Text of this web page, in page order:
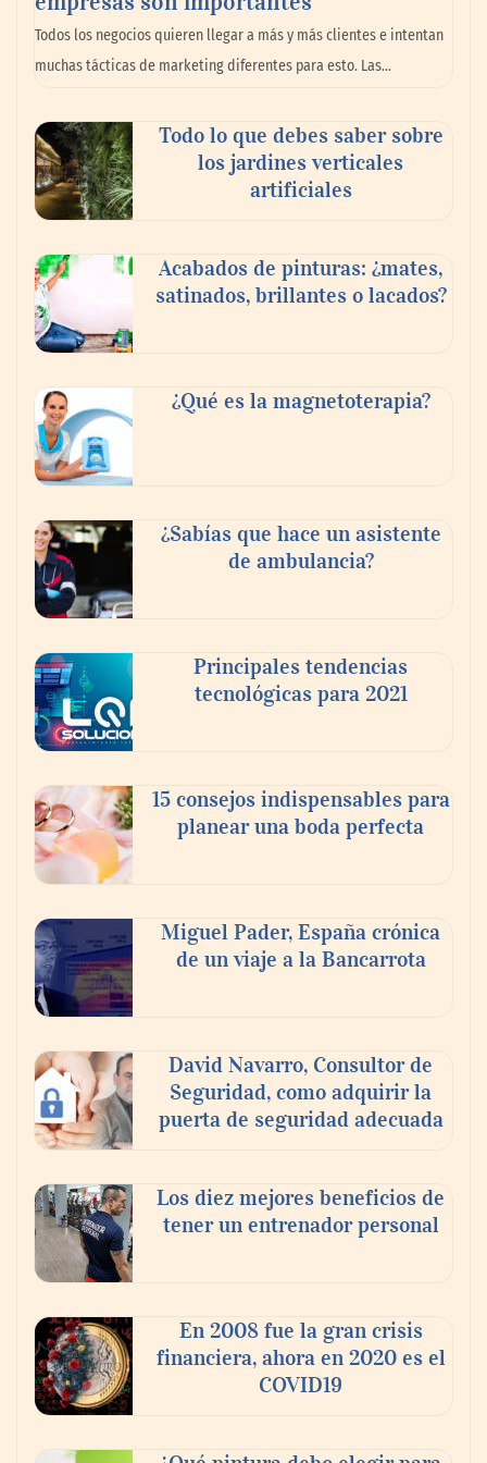
cuesta: Michelin lo demuestra ante notario
Paso a paso: ¿cómo prepararse para la
transición a la jornada de 40 horas? Guía
InfoBlock
Reforestando con el Corazón regresa a
Sierra de Guadalupe
La cartera vencida hipotecaria aumenta al
doble de velocidad que la cartera sana en
Toro Tapas inaugura su Raw Bar: una
experiencia desde mediodía hasta el
anochecer con cocina abierta
Todos los negocios quieren llegar a más y más clientes e intentan
muchas tácticas de marketing diferentes para esto. Las…
Todo lo que debes saber sobre
los jardines verticales
artificiales
Acabados de pinturas: ¿mates,
satinados, brillantes o lacados?
¿Qué es la magnetoterapia?
¿Sabías que hace un asistente
de ambulancia?
Principales tendencias
tecnológicas para 2021
15 consejos indispensables para
planear una boda perfecta
Miguel Pader, España crónica
de un viaje a la Bancarrota
David Navarro, Consultor de
Seguridad, como adquirir la
puerta de seguridad adecuada
Los diez mejores beneficios de
tener un entrenador personal
En 2008 fue la gran crisis
financiera, ahora en 2020 es el
COVID19